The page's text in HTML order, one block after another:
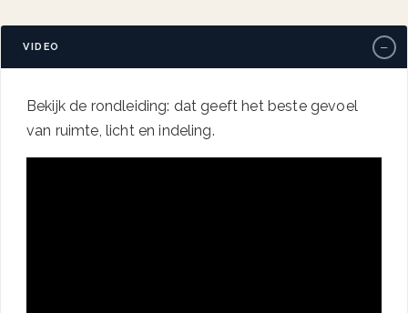
VIDEO −
Bekijk de rondleiding: dat geeft het beste gevoel
van ruimte, licht en indeling.